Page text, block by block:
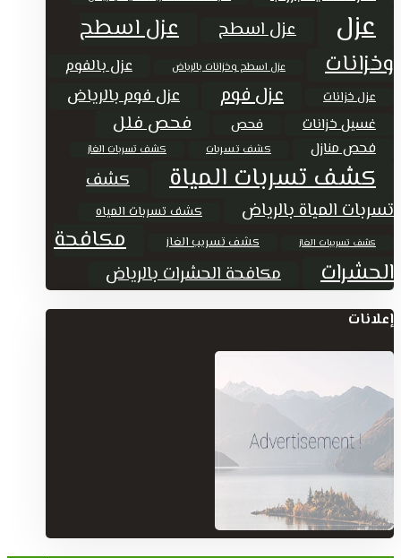
عزل عزل اسطح
عزل اسطح
وخزانات
عزل اسطح وخزانات بالرياض عزل بالفوم
عزل خزانات عزل فوم عزل فوم بالرياض
غسيل خزانات فحص فحص فلل
فحص منازل كشف تسربات كشف تسربات الغاز
كشف تسربات المياة
كشف
تسربات المياة بالرياض
كشف تسربات المياه
كشف تسريبات الغاز كشف تسريب الغاز
مكافحة
الحشرات
مكافحة الحشرات بالرياض
إعلانات